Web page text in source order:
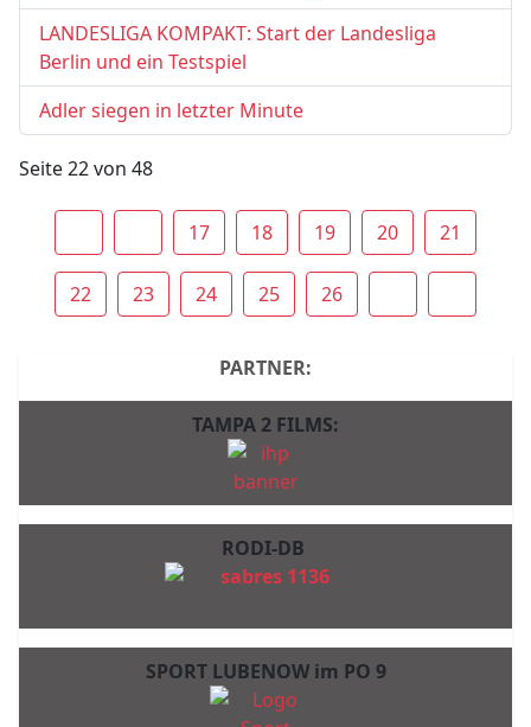
LANDESLIGA KOMPAKT: Start der Landesliga
Berlin und ein Testspiel
Adler siegen in letzter Minute
Seite 22 von 48
17 18 19 20 21
22 23 24 25 26
PARTNER:
TAMPA 2 FILMS:
RODI-DB
SPORT LUBENOW im PO 9